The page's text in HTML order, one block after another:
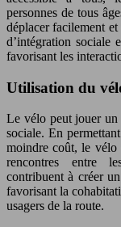
personnes de tous
déplacer facilement
d’intégration sociale
favorisant les
Utilisation du
Le vélo peut jouer un
sociale. En
moindre coût, le vélo
rencontres entre
contribuent à créer
favorisant la
usagers de la route.